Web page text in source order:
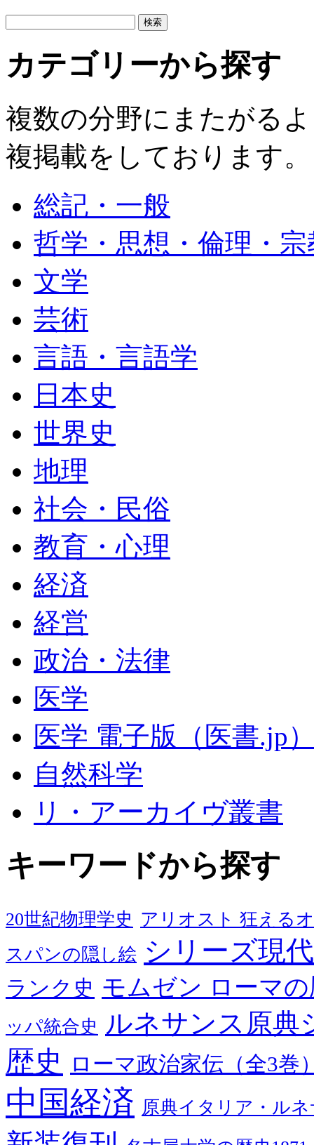
カテゴリーから探す
複数の分野にまたがる
複掲載をしております。
総記・一般
哲学・思想・倫理・宗
文学
芸術
言語・言語学
日本史
世界史
地理
社会・民俗
教育・心理
経済
経営
政治・法律
医学
医学 電子版（医書.jp
自然科学
リ・アーカイヴ叢書
キーワードから探す
20世紀物理学史 アリオスト 狂える
スパンの隠し絵 シリーズ現
ランク史 モムゼン ローマ
ッパ統合史 ルネサンス原典
歴史 ローマ政治家伝（全3巻
中国経済 原典イタリア・ル